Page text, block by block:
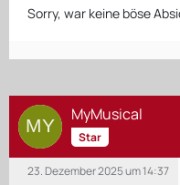
Sorry, war keine böse
MyMusical
Star
23. Dezember 2025 um 14:37